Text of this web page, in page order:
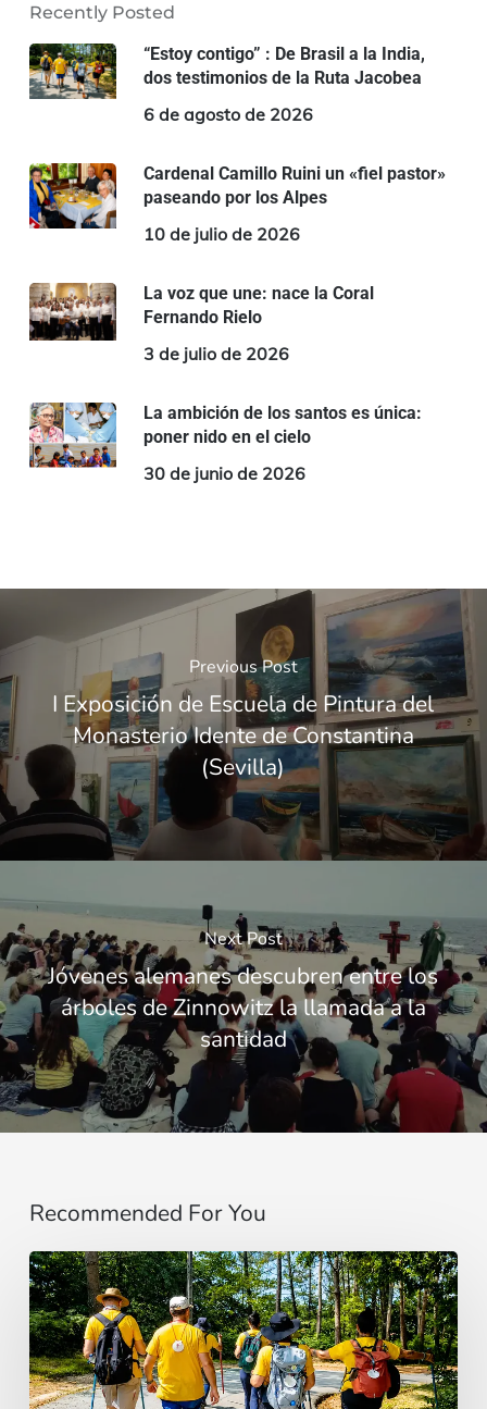
Recently Posted
“Estoy contigo” : De Brasil a la India,
dos testimonios de la Ruta Jacobea
6 de agosto de 2026
Cardenal Camillo Ruini un «fiel pastor»
paseando por los Alpes
10 de julio de 2026
La voz que une: nace la Coral
Fernando Rielo
3 de julio de 2026
La ambición de los santos es única:
poner nido en el cielo
30 de junio de 2026
Previous Post
I Exposición de Escuela de Pintura del
Monasterio Idente de Constantina
(Sevilla)
Next Post
Jóvenes alemanes descubren entre los
árboles de Zinnowitz la llamada a la
santidad
Recommended For You
“Estoy
contigo”
:
De